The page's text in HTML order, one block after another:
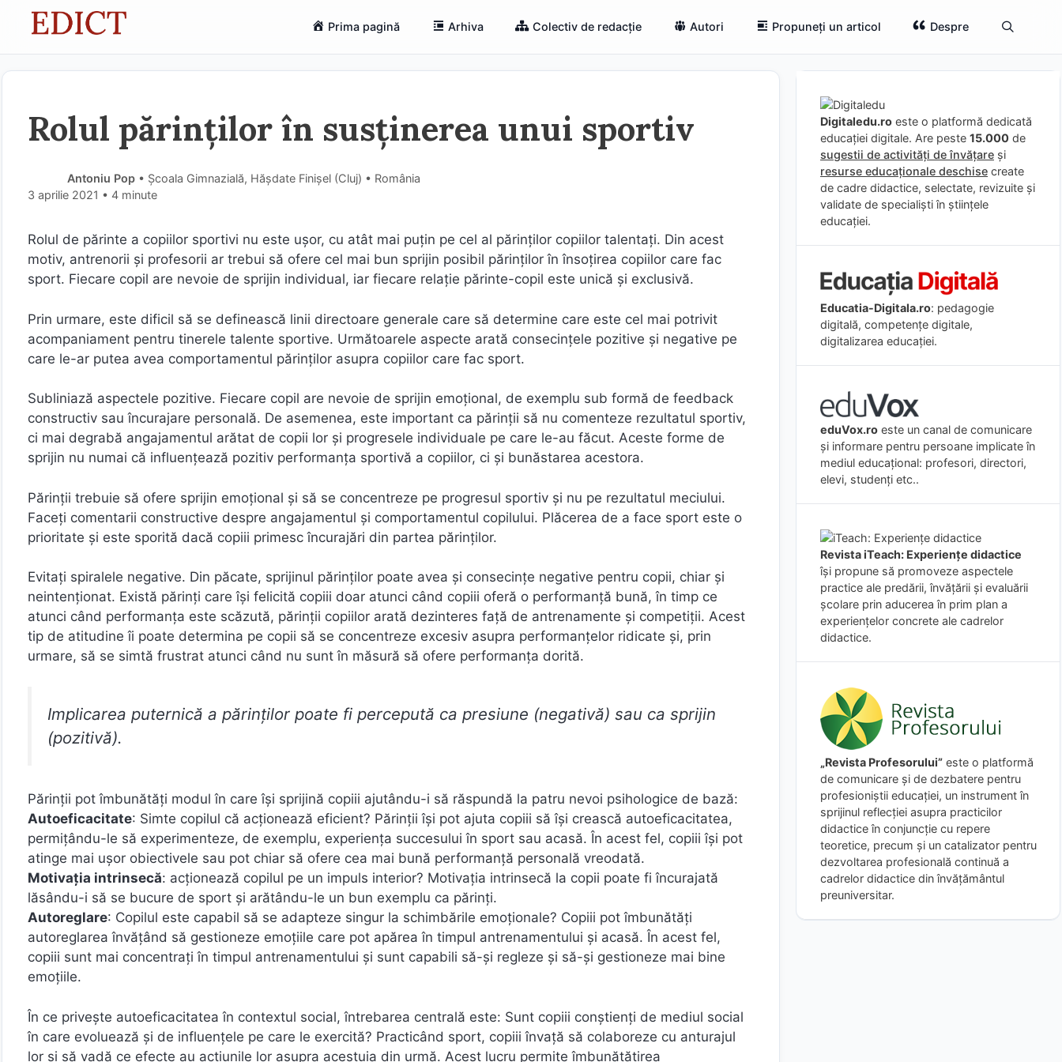
Prima pagină Arhiva Colectiv de redacție Autori Propuneți un articol Despre
Rolul părinților în susținerea unui sportiv
Antoniu Pop • Școala Gimnazială, Hășdate Finișel (Cluj) • România
3 aprilie 2021 • 4 minute
Rolul de părinte a copiilor sportivi nu este ușor, cu atât mai puțin pe cel al părinților copiilor talentați. Din acest
motiv, antrenorii și profesorii ar trebui să ofere cel mai bun sprijin posibil părinților în însoțirea copiilor care fac
sport. Fiecare copil are nevoie de sprijin individual, iar fiecare relație părinte-copil este unică și exclusivă.
Prin urmare, este dificil să se definească linii directoare generale care să determine care este cel mai potrivit
acompaniament pentru tinerele talente sportive. Următoarele aspecte arată consecințele pozitive și negative pe
care le-ar putea avea comportamentul părinților asupra copiilor care fac sport.
Subliniază aspectele pozitive. Fiecare copil are nevoie de sprijin emoțional, de exemplu sub formă de feedback
constructiv sau încurajare personală. De asemenea, este important ca părinții să nu comenteze rezultatul sportiv,
ci mai degrabă angajamentul arătat de copii lor și progresele individuale pe care le-au făcut. Aceste forme de
sprijin nu numai că influențează pozitiv performanța sportivă a copiilor, ci și bunăstarea acestora.
Părinții trebuie să ofere sprijin emoțional și să se concentreze pe progresul sportiv și nu pe rezultatul meciului.
Faceți comentarii constructive despre angajamentul și comportamentul copilului. Plăcerea de a face sport este o
prioritate și este sporită dacă copiii primesc încurajări din partea părinților.
Evitați spiralele negative. Din păcate, sprijinul părinților poate avea și consecințe negative pentru copii, chiar și
neintenționat. Există părinți care își felicită copiii doar atunci când copiii oferă o performanță bună, în timp ce
atunci când performanța este scăzută, părinții copiilor arată dezinteres față de antrenamente și competiții. Acest
tip de atitudine îi poate determina pe copii să se concentreze excesiv asupra performanțelor ridicate și, prin
urmare, să se simtă frustrat atunci când nu sunt în măsură să ofere performanța dorită.
Implicarea puternică a părinților poate fi percepută ca presiune (negativă) sau ca sprijin
(pozitivă).
Părinții pot îmbunătăți modul în care își sprijină copiii ajutându-i să răspundă la patru nevoi psihologice de bază:
Autoeficacitate: Simte copilul că acționează eficient? Părinții își pot ajuta copiii să își crească autoeficacitatea,
permițându-le să experimenteze, de exemplu, experiența succesului în sport sau acasă. În acest fel, copiii își pot
atinge mai ușor obiectivele sau pot chiar să ofere cea mai bună performanță personală vreodată.
Motivația intrinsecă: acționează copilul pe un impuls interior? Motivația intrinsecă la copii poate fi încurajată
lăsându-i să se bucure de sport și arătându-le un bun exemplu ca părinți.
Autoreglare: Copilul este capabil să se adapteze singur la schimbările emoționale? Copiii pot îmbunătăți
autoreglarea învățând să gestioneze emoțiile care pot apărea în timpul antrenamentului și acasă. În acest fel,
copiii sunt mai concentrați în timpul antrenamentului și sunt capabili să-și regleze și să-și gestioneze mai bine
emoțiile.
În ce privește autoeficacitatea în contextul social, întrebarea centrală este: Sunt copiii conștienți de mediul social
în care evoluează și de influențele pe care le exercită? Practicând sport, copiii învață să colaboreze cu anturajul
lor și să vadă ce efecte au acțiunile lor asupra acestuia din urmă. Acest lucru permite îmbunătățirea
Digitaledu.ro este o platformă dedicată
educației digitale. Are peste 15.000 de
sugestii de activități de învățare și
resurse educaționale deschise create
de cadre didactice, selectate, revizuite și
validate de specialiști în științele
educației.
Educatia-Digitala.ro: pedagogie
digitală, competențe digitale,
digitalizarea educației.
eduVox.ro este un canal de comunicare
și informare pentru persoane implicate în
mediul educațional: profesori, directori,
elevi, studenți etc..
Revista iTeach: Experienţe didactice
îşi propune să promoveze aspectele
practice ale predării, învăţării şi evaluării
şcolare prin aducerea în prim plan a
experienţelor concrete ale cadrelor
didactice.
„Revista Profesorului” este o platformă
de comunicare și de dezbatere pentru
profesioniștii educației, un instrument în
sprijinul reflecției asupra practicilor
didactice în conjuncție cu repere
teoretice, precum și un catalizator pentru
dezvoltarea profesională continuă a
cadrelor didactice din învățământul
preuniversitar.